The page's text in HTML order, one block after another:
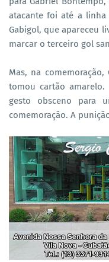
atacante foi até a
Gabigol, que apareceu
marcar o terceiro gol
Mas, na
tomou cartão amarelo.
gesto obsceno para
comemoração. A